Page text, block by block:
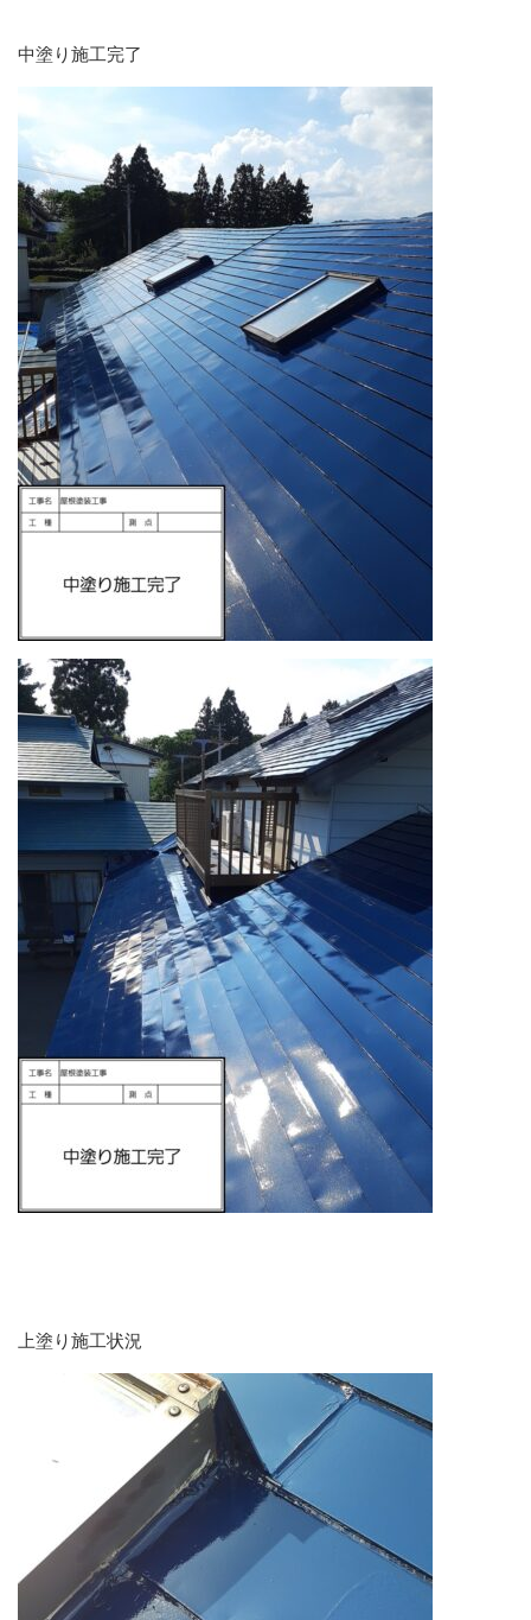
中塗り施工完了
上塗り施工状況